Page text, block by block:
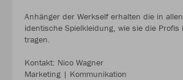
Anhänger der Werkself erhalten die in
identische Spielkleidung, wie sie die
tragen.
Kontakt: Nico Wagner
Marketing | Kommunikation